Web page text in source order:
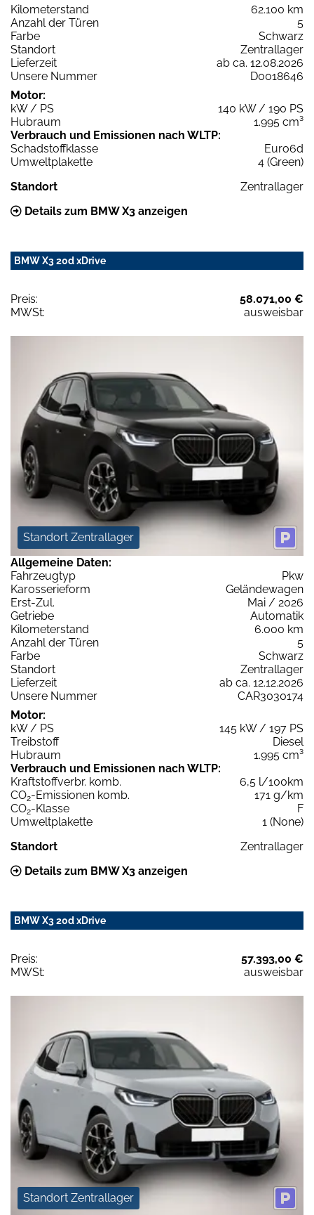
Kilometerstand
62.100 km
Anzahl der Türen
5
Farbe
Schwarz
Standort
Zentrallager
Lieferzeit
ab ca. 12.08.2026
Unsere Nummer
D0018646
Motor:
kW / PS
140 kW / 190 PS
Hubraum
1.995 cm³
Verbrauch und Emissionen nach WLTP:
Schadstoffklasse
Euro6d
Umweltplakette
4 (Green)
Standort
Zentrallager
Details zum BMW X3 anzeigen
BMW X3 20d xDrive
Preis:
58.071,00 €
MWSt:
ausweisbar
Standort Zentrallager
Allgemeine Daten:
Fahrzeugtyp
Pkw
Karosserieform
Geländewagen
Erst-Zul.
Mai / 2026
Getriebe
Automatik
Kilometerstand
6.000 km
Anzahl der Türen
5
Farbe
Schwarz
Standort
Zentrallager
Lieferzeit
ab ca. 12.12.2026
Unsere Nummer
CAR3030174
Motor:
kW / PS
145 kW / 197 PS
Treibstoff
Diesel
Hubraum
1.995 cm³
Verbrauch und Emissionen nach WLTP:
Kraftstoffverbr. komb.
6,5 l/100km
CO2-Emissionen komb.
171 g/km
CO2-Klasse
F
Umweltplakette
1 (None)
Standort
Zentrallager
Details zum BMW X3 anzeigen
BMW X3 20d xDrive
Preis:
57.393,00 €
MWSt:
ausweisbar
Standort Zentrallager